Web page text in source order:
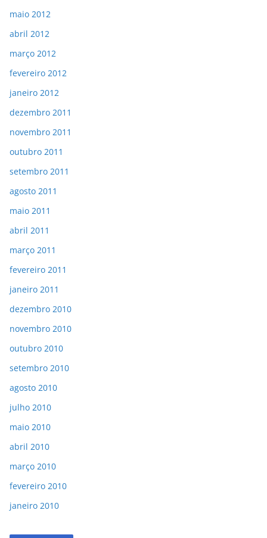
maio 2012
abril 2012
março 2012
fevereiro 2012
janeiro 2012
dezembro 2011
novembro 2011
outubro 2011
setembro 2011
agosto 2011
maio 2011
abril 2011
março 2011
fevereiro 2011
janeiro 2011
dezembro 2010
novembro 2010
outubro 2010
setembro 2010
agosto 2010
julho 2010
maio 2010
abril 2010
março 2010
fevereiro 2010
janeiro 2010